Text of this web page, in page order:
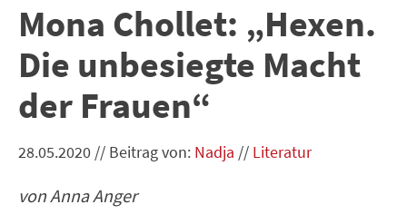
Mona Chollet: „Hexen.
Die unbesiegte Macht
der Frauen“
28.05.2020 // Beitrag von: Nadja // Literatur
von Anna Anger